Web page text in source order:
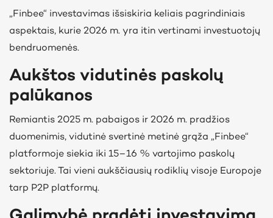
„Finbee“ investavimas išsiskiria keliais pagrindiniais
aspektais, kurie 2026 m. yra itin vertinami investuotojų
bendruomenės.
Aukštos vidutinės paskolų
palūkanos
Remiantis 2025 m. pabaigos ir 2026 m. pradžios
duomenimis, vidutinė svertinė metinė grąža „Finbee“
platformoje siekia iki 15–16 % vartojimo paskolų
sektoriuje.Tai vieni aukščiausių rodiklių visoje Europoje
tarp P2P platformų.